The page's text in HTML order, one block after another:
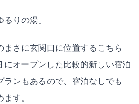
りの湯」
まさに玄関口に位置するこちら
オープンした比較的新しい宿泊
ランもあるので、宿泊なしでも
す。